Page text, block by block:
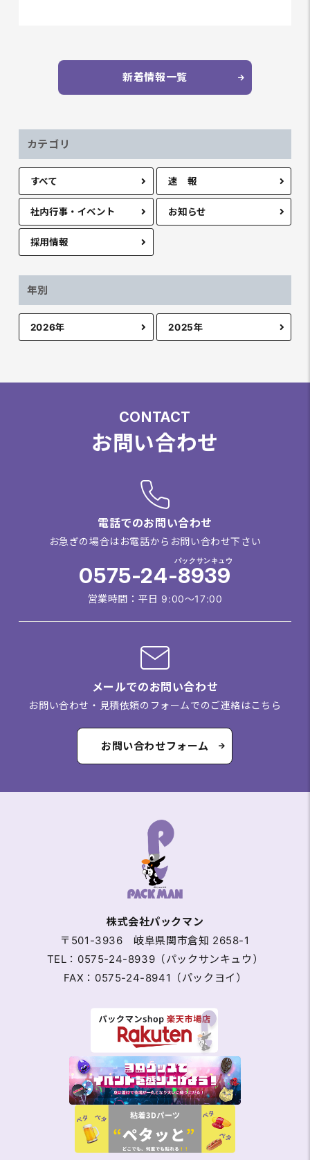
カテゴリ
すべて 速 報
社内行事・イベント お知らせ
採用情報
年別
2026年 2025年
新着情報一覧
お問い合わせ
CONTACT
電話でのお問い合わせ
お急ぎの場合はお電話からお問い合わせ下さい
0575-24-8939
パックサンキュウ
営業時間：平日 9:00～17:00
メールでのお問い合わせ
お問い合わせ・見積依頼のフォームでのご連絡はこちら
お問い合わせフォーム
株式会社パックマン
〒501-3936 岐阜県関市倉知 2658-1
TEL：0575-24-8939（パックサンキュウ）
FAX：0575-24-8941（パックヨイ）